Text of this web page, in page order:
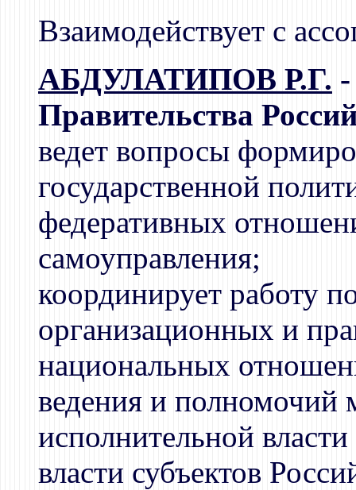
Взаимодействует с
АБДУЛАТИПОВ Р.Г.
Правительства
ведет вопросы
государственной
федеративных
самоуправления;
координирует работу
организационных и
национальных
ведения и
исполнительной
власти субъектов